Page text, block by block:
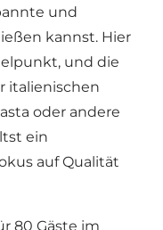
und
kannst. Hier
und die
italienischen
oder andere
ein
auf Qualität
80 Gäste im